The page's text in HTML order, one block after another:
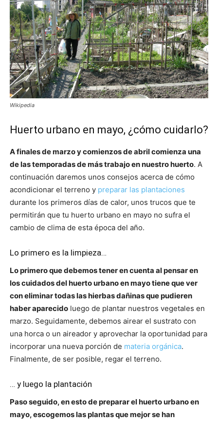
Wikipedia
Huerto urbano en mayo, ¿cómo cuidarlo?
A finales de marzo y comienzos de abril comienza una
de las temporadas de más trabajo en nuestro huerto. A
continuación daremos unos consejos acerca de cómo
acondicionar el terreno y preparar las plantaciones
durante los primeros días de calor, unos trucos que te
permitirán que tu huerto urbano en mayo no sufra el
cambio de clima de esta época del año.
Lo primero es la limpieza…
Lo primero que debemos tener en cuenta al pensar en
los cuidados del huerto urbano en mayo tiene que ver
con eliminar todas las hierbas dañinas que pudieren
haber aparecido luego de plantar nuestros vegetales en
marzo. Seguidamente, debemos airear el sustrato con
una horca o un aireador y aprovechar la oportunidad para
incorporar una nueva porción de materia orgánica.
Finalmente, de ser posible, regar el terreno.
… y luego la plantación
Paso seguido, en esto de preparar el huerto urbano en
mayo, escogemos las plantas que mejor se han